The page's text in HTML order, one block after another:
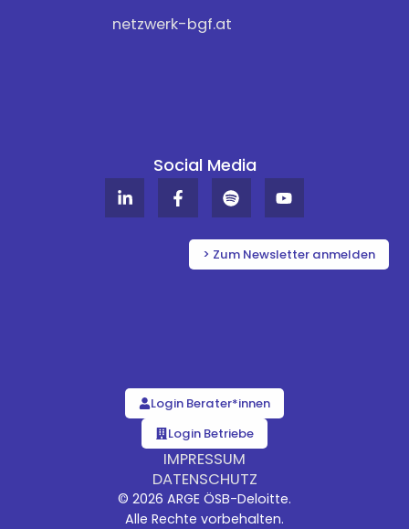
netzwerk-bgf.at
Social Media
L
i
n
F
a
c
S
p
o
t
i
f
Y
o
u
t
u
b
> Zum Newsletter anmelden
Login Berater*innen
Login Betriebe
IMPRESSUM
DATENSCHUTZ
© 2026 ARGE ÖSB-Deloitte.
Alle Rechte vorbehalten.